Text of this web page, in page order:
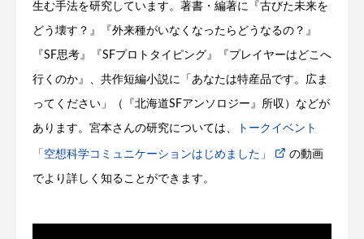
生む手法を研究しています。著書・編著に『古びた未来を
どう壊す？』『外来種がいなくなったらどうなるの？』
『SF思考』『SFプロトタイピング』『プレイヤーはどこへ
行くのか』、共作短編小説に「あなたは特産品です。広ま
ってください」（『北海道SFアンソロジー』所収）などが
あります。宮本さんの研究については、 トークイベント
「空想科学コミュニケーションはじめました」 の動画
でより詳しく知ることができます。